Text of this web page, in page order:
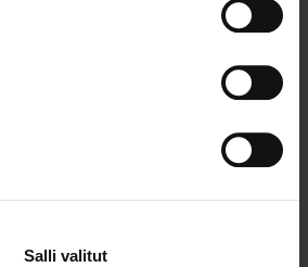
Salli valitut
on yhteinen asia